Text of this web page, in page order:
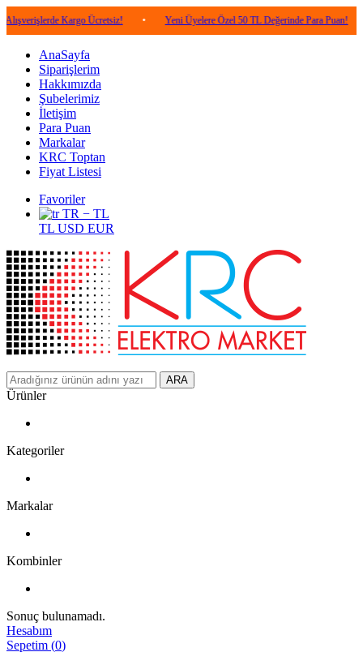
Kargo Ücretsiz! • Yeni Üyelere Özel 50 TL Değerinde Para Puan! •
AnaSayfa
Siparişlerim
Hakkımızda
Şubelerimiz
İletişim
Para Puan
Markalar
KRC Toptan
Fiyat Listesi
Favoriler
TR − TL
TL USD EUR
ARA
Ürünler
Kategoriler
Markalar
Kombinler
Sonuç bulunamadı.
Hesabım
Sepetim (0)